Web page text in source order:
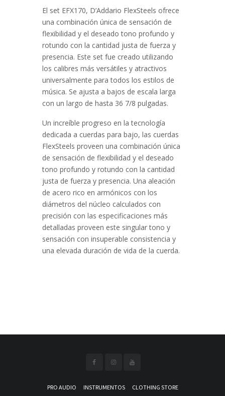
El set EFX170, D’Addario FlexSteels ofrece
una combinación única de sensación de
flexibilidad y el deseado tono profundo y
rotundo con la cantidad justa de fuerza y
presencia. Este set fue creado utilizando
los calibres más versátiles y atractivos
universalmente para todos los estilos de
música. Se ajusta a bajos de escala larga
con un largo de hasta 36 7/8 pulgadas.
Un increíble progreso en la tecnología
dedicada a cuerdas para bajo, las cuerdas
FlexSteels proveen una combinación única
de sensación de flexibilidad y el deseado
tono profundo y rotundo con la cantidad
justa de fuerza y presencia. Una aleación
de acero rico en armónicos con los
diámetros del núcleo calculados con
precisión con las especificaciones más
detalladas proveen este singular tono y
sensación con insuperable consistencia y
una elevada duración de vida de la cuerda.
PRO AUDIO INSTRUMENTOS CLOTHING STORE